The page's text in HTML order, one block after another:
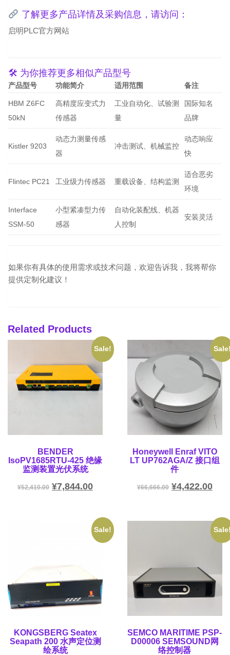
了解更多产品详情及采购信息，请访问：
启明PLC官方网站
🛠 为你推荐更多相似产品型号
产品型号 功能简介 适用范围 备注
HBM Z6FC
50kN
高精度应变式力
传感器
工业自动化、试验测
量
国际知名
品牌
Kistler 9203
动态力测量传感
器
冲击测试、机械监控
动态响应
快
Flintec PC21 工业级力传感器 重载设备、结构监测
适合恶劣
环境
Interface
SSM-50
小型紧凑型力传
感器
自动化装配线、机器
人控制
安装灵活
如果你有具体的使用需求或技术问题，欢迎告诉我，我将帮你
提供定制化建议！
Related Products
Sale!
BENDER
IsoPV1685RTU-425 绝缘
监测装置光伏系统
¥52,410.00 ¥7,844.00
Honeywell Enraf VITO
LT UP762AGA/Z 接口组
件
¥66,666.00 ¥4,422.00
Sale!
KONGSBERG Seatex
Seapath 200 水声定位测
绘系统
SEMCO MARITIME PSP-
D00006 SEMSOUND网
络控制器